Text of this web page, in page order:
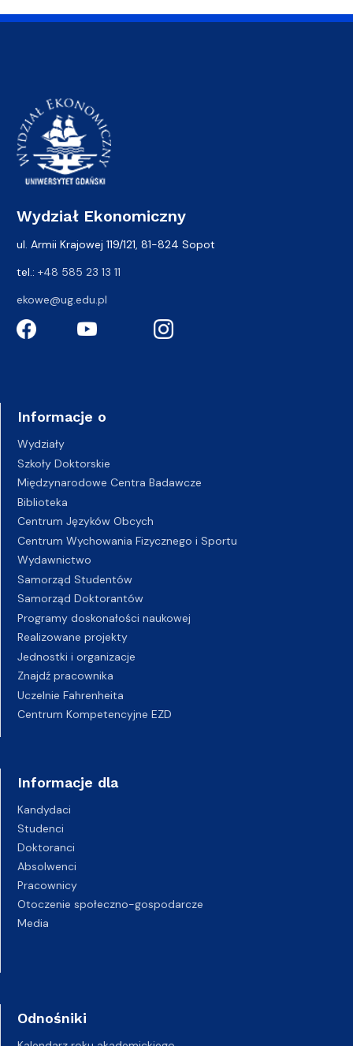
Wydział Ekonomiczny
ul. Armii Krajowej 119/121, 81-824 Sopot
tel.: +48 585 23 13 11
ekowe@ug.edu.pl
Informacje o
Wydziały
Szkoły Doktorskie
Międzynarodowe Centra Badawcze
Biblioteka
Centrum Języków Obcych
Centrum Wychowania Fizycznego i Sportu
Wydawnictwo
Samorząd Studentów
Samorząd Doktorantów
Programy doskonałości naukowej
Realizowane projekty
Jednostki i organizacje
Znajdź pracownika
Uczelnie Fahrenheita
Centrum Kompetencyjne EZD
Informacje dla
Kandydaci
Studenci
Doktoranci
Absolwenci
Pracownicy
Otoczenie społeczno-gospodarcze
Media
Odnośniki